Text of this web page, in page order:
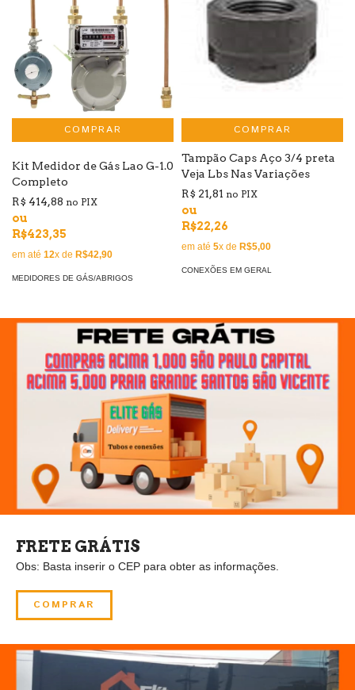
Kit Medidor de Gás Lao G-1.0
Completo
R$ 414,88 no PIX
ou
R$423,35
em até 12x de R$42,90
MEDIDORES DE GÁS/ABRIGOS
COMPRAR
Tampão Caps Aço 3/4 preta
Veja Lbs Nas Variações
R$ 21,81 no PIX
ou
R$22,26
em até 5x de R$5,00
CONEXÕES EM GERAL
FRETE GRÁTIS
Obs: Basta inserir o CEP para obter as informações.
COMPRAR